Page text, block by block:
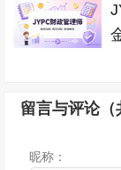
留言与评论
昵称：